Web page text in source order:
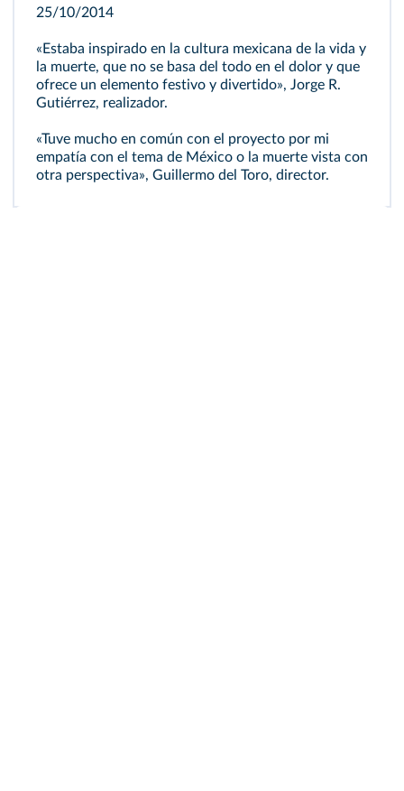
25/10/2014
«Estaba inspirado en la cultura mexicana de la vida y
la muerte, que no se basa del todo en el dolor y que
ofrece un elemento festivo y divertido», Jorge R.
Gutiérrez, realizador.
«Tuve mucho en común con el proyecto por mi
empatía con el tema de México o la muerte vista con
otra perspectiva», Guillermo del Toro, director.